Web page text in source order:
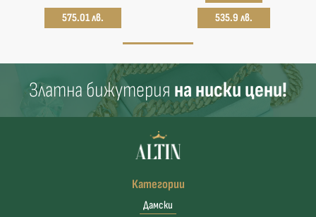
575.01 лв.
535.9 лв.
Златна бижутерия на ниски цени!
Категории
Дамски